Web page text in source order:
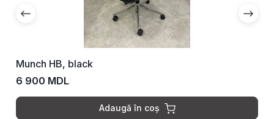
Munch HB, black
6 900 MDL
Adaugă în coș